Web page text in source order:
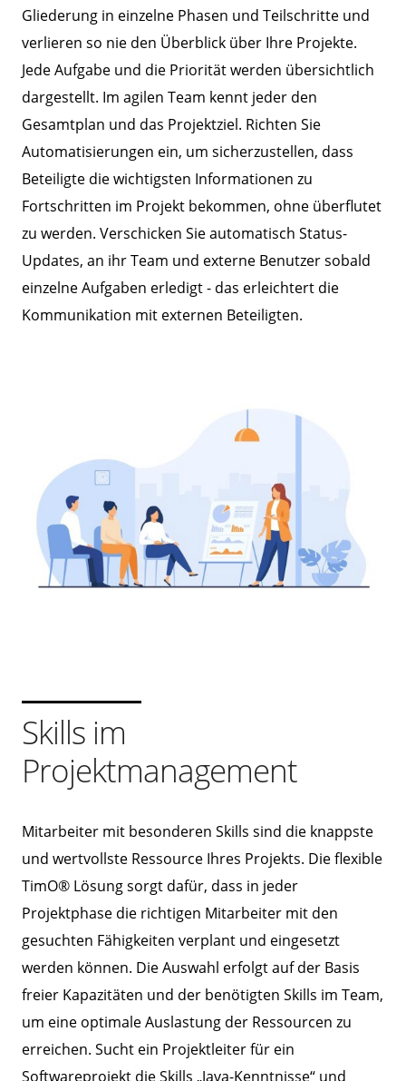
Gliederung in einzelne Phasen und Teilschritte und
verlieren so nie den Überblick über Ihre Projekte.
Jede Aufgabe und die Priorität werden übersichtlich
dargestellt. Im agilen Team kennt jeder den
Gesamtplan und das Projektziel. Richten Sie
Automatisierungen ein, um sicherzustellen, dass
Beteiligte die wichtigsten Informationen zu
Fortschritten im Projekt bekommen, ohne überflutet
zu werden. Verschicken Sie automatisch Status-
Updates, an ihr Team und externe Benutzer sobald
einzelne Aufgaben erledigt - das erleichtert die
Kommunikation mit externen Beteiligten.
Skills im
Projektmanagement
Mitarbeiter mit besonderen Skills sind die knappste
und wertvollste Ressource Ihres Projekts. Die flexible
TimO® Lösung sorgt dafür, dass in jeder
Projektphase die richtigen Mitarbeiter mit den
gesuchten Fähigkeiten verplant und eingesetzt
werden können. Die Auswahl erfolgt auf der Basis
freier Kapazitäten und der benötigten Skills im Team,
um eine optimale Auslastung der Ressourcen zu
erreichen. Sucht ein Projektleiter für ein
Softwareprojekt die Skills „Java-Kenntnisse“ und